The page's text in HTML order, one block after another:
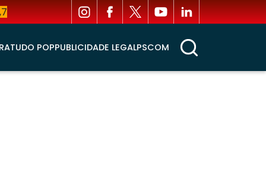
TUDO POPPUBLICIDADE LEGALPSCOM